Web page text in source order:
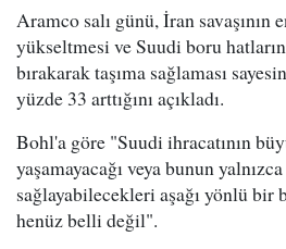
Aramco salı günü, İran savaşının
yükseltmesi ve Suudi boru
bırakarak taşıma sağlaması
yüzde 33 arttığını açıkladı.
Bohl'a göre "Suudi ihracatının
yaşamayacağı veya bunun
sağlayabilecekleri aşağı yönlü bir
henüz belli değil".